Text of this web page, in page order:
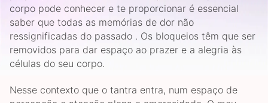
corpo pode conhecer e te proporcionar é essencial
saber que todas as memórias de dor não
ressignificadas do passado . Os bloqueios têm que ser
removidos para dar espaço ao prazer e a alegria às
células do seu corpo.
Nesse contexto que o tantra entra, num espaço de